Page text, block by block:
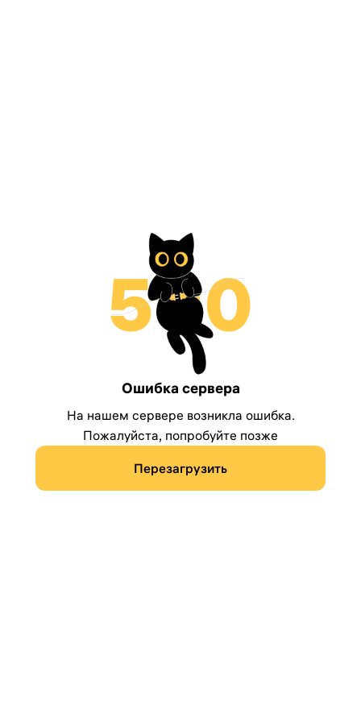
Ошибка сервера
На нашем сервере возникла ошибка.
Пожалуйста, попробуйте позже
Перезагрузить